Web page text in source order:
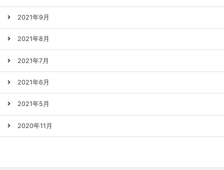
2021年9月
2021年8月
2021年7月
2021年6月
2021年5月
2020年11月